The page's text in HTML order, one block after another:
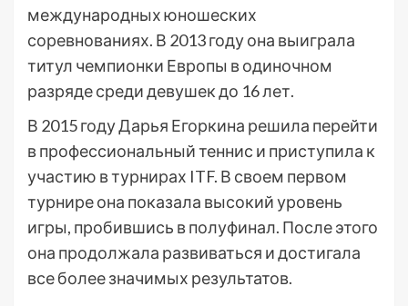
международных юношеских
соревнованиях. В 2013 году она выиграла
титул чемпионки Европы в одиночном
разряде среди девушек до 16 лет.
В 2015 году Дарья Егоркина решила перейти
в профессиональный теннис и приступила к
участию в турнирах ITF. В своем первом
турнире она показала высокий уровень
игры, пробившись в полуфинал. После этого
она продолжала развиваться и достигала
все более значимых результатов.